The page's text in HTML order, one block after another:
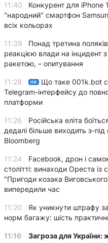
11:40
Конкурент для iPhone
"народний" смартфон
всіх кольорах
11:39
Понад третина
реакцією влади на інцидент
ракетою, – опитування
11:28 НК
Що таке 001k.bot
Telegram-інтерфейсу до
платформи
11:26
Російська еліта
дедалі більше виходить з-
Bloomberg
11:24
Facebook, дрон і
столітті: винаходи Ореста із
"Пригоди козака
випередили час
11:20
Як уникнути штрафу
норм багажу: шість
11:16
Загроза для України: